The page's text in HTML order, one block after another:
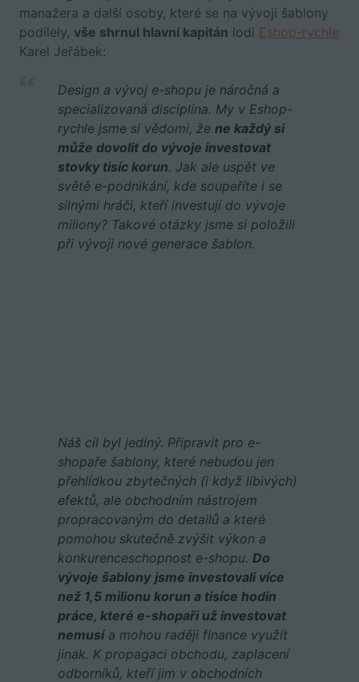
manažera a další osoby, které se na vývoji šablony
podílely, vše shrnul hlavní kapitán lodi Eshop-rychle
Karel Jeřábek:
Design a vývoj e-shopu je náročná a
specializovaná disciplína. My v Eshop-
rychle jsme si vědomi, že ne každý si
může dovolit do vývoje investovat
stovky tisíc korun. Jak ale uspět ve
světě e-podnikání, kde soupeříte i se
silnými hráči, kteří investují do vývoje
miliony? Takové otázky jsme si položili
při vývoji nové generace šablon.
Náš cíl byl jediný. Připravit pro e-
shopaře šablony, které nebudou jen
přehlídkou zbytečných (i když líbivých)
efektů, ale obchodním nástrojem
propracovaným do detailů a které
pomohou skutečně zvýšit výkon a
konkurenceschopnost e-shopu. Do
vývoje šablony jsme investovali více
než 1,5 milionu korun a tisíce hodin
práce, které e-shopaři už investovat
nemusía mohou raději finance využít
jinak. K propagaci obchodu, zaplacení
odborníků, kteří jim v obchodních